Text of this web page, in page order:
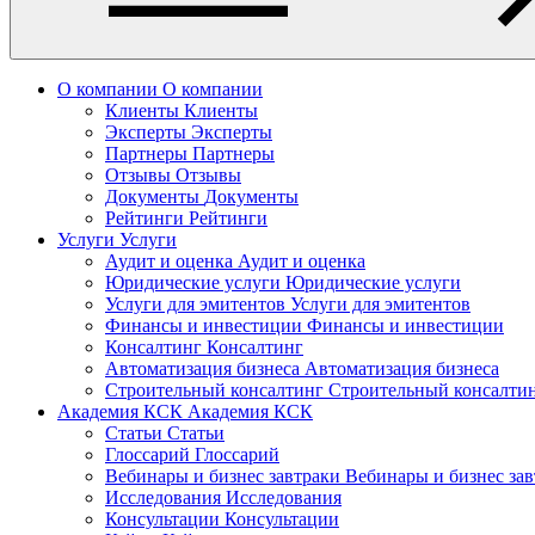
О компании О компании
Клиенты Клиенты
Эксперты Эксперты
Партнеры Партнеры
Отзывы Отзывы
Документы Документы
Рейтинги Рейтинги
Услуги Услуги
Аудит и оценка Аудит и оценка
Юридические услуги Юридические услуги
Услуги для эмитентов Услуги для эмитентов
Финансы и инвестиции Финансы и инвестиции
Консалтинг Консалтинг
Автоматизация бизнеса Автоматизация бизнеса
Строительный консалтинг Строительный
Академия КСК Академия КСК
Статьи Статьи
Глоссарий Глоссарий
Вебинары и бизнес завтраки Вебинары и бизнес
Исследования Исследования
Консультации Консультации